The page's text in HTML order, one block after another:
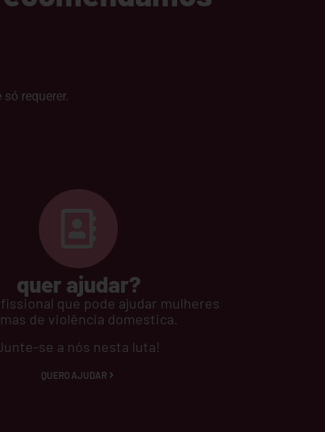
requerer.
quer ajudar?
que pode ajudar mulheres
de violência domestica.
se a nós nesta luta!
QUERO AJUDAR